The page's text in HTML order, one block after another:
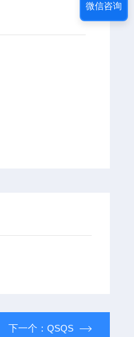
下一个： QSQS
微信咨询